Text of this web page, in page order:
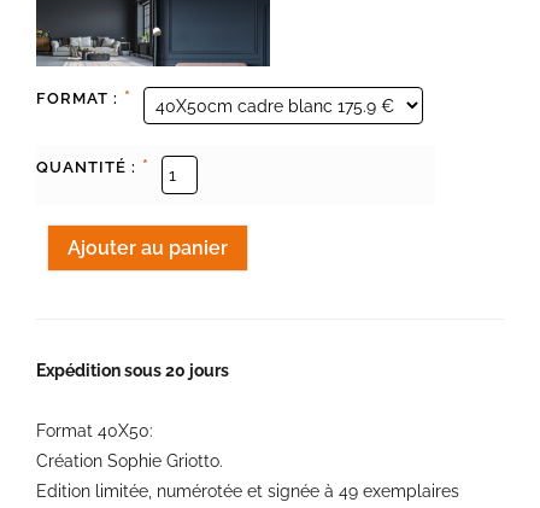
FORMAT : *
QUANTITÉ : *
Expédition sous 20 jours
Format 40X50:
Création Sophie Griotto.
Edition limitée, numérotée et signée à 49 exemplaires